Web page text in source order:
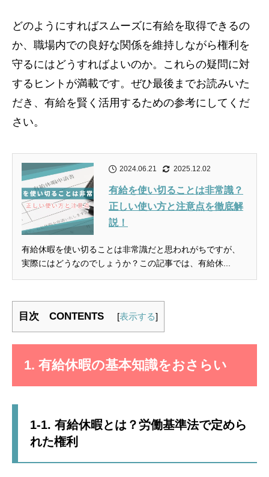
どのようにすればスムーズに有給を取得できるの
か、職場内での良好な関係を維持しながら権利を
守るにはどうすればよいのか。これらの疑問に対
するヒントが満載です。ぜひ最後までお読みいた
だき、有給を賢く活用するための参考にしてくだ
さい。
2024.06.21 2025.12.02
有給を使い切ることは非常識？
正しい使い方と注意点を徹底解
説！
有給休暇を使い切ることは非常識だと思われがちですが、
実際にはどうなのでしょうか？この記事では、有給休...
目次 CONTENTS [表示する]
1. 有給休暇の基本知識をおさらい
1-1. 有給休暇とは？労働基準法で定めら
れた権利